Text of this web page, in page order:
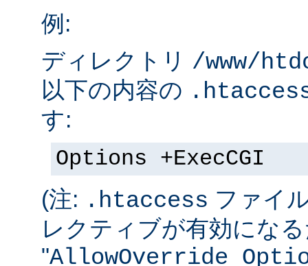
例:
ディレクトリ /www/
以下の内容の
す:
Options +ExecCGI
(注: .htaccess ファイ
レクティブが有効にな
"AllowOverride